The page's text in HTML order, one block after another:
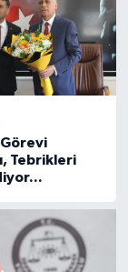
Tebrikleri